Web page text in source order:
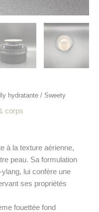
hydratante / Sweety
corps
à la texture aérienne,
peau. Sa formulation
ylang, lui confère une
ses propriétés
fouettée fond